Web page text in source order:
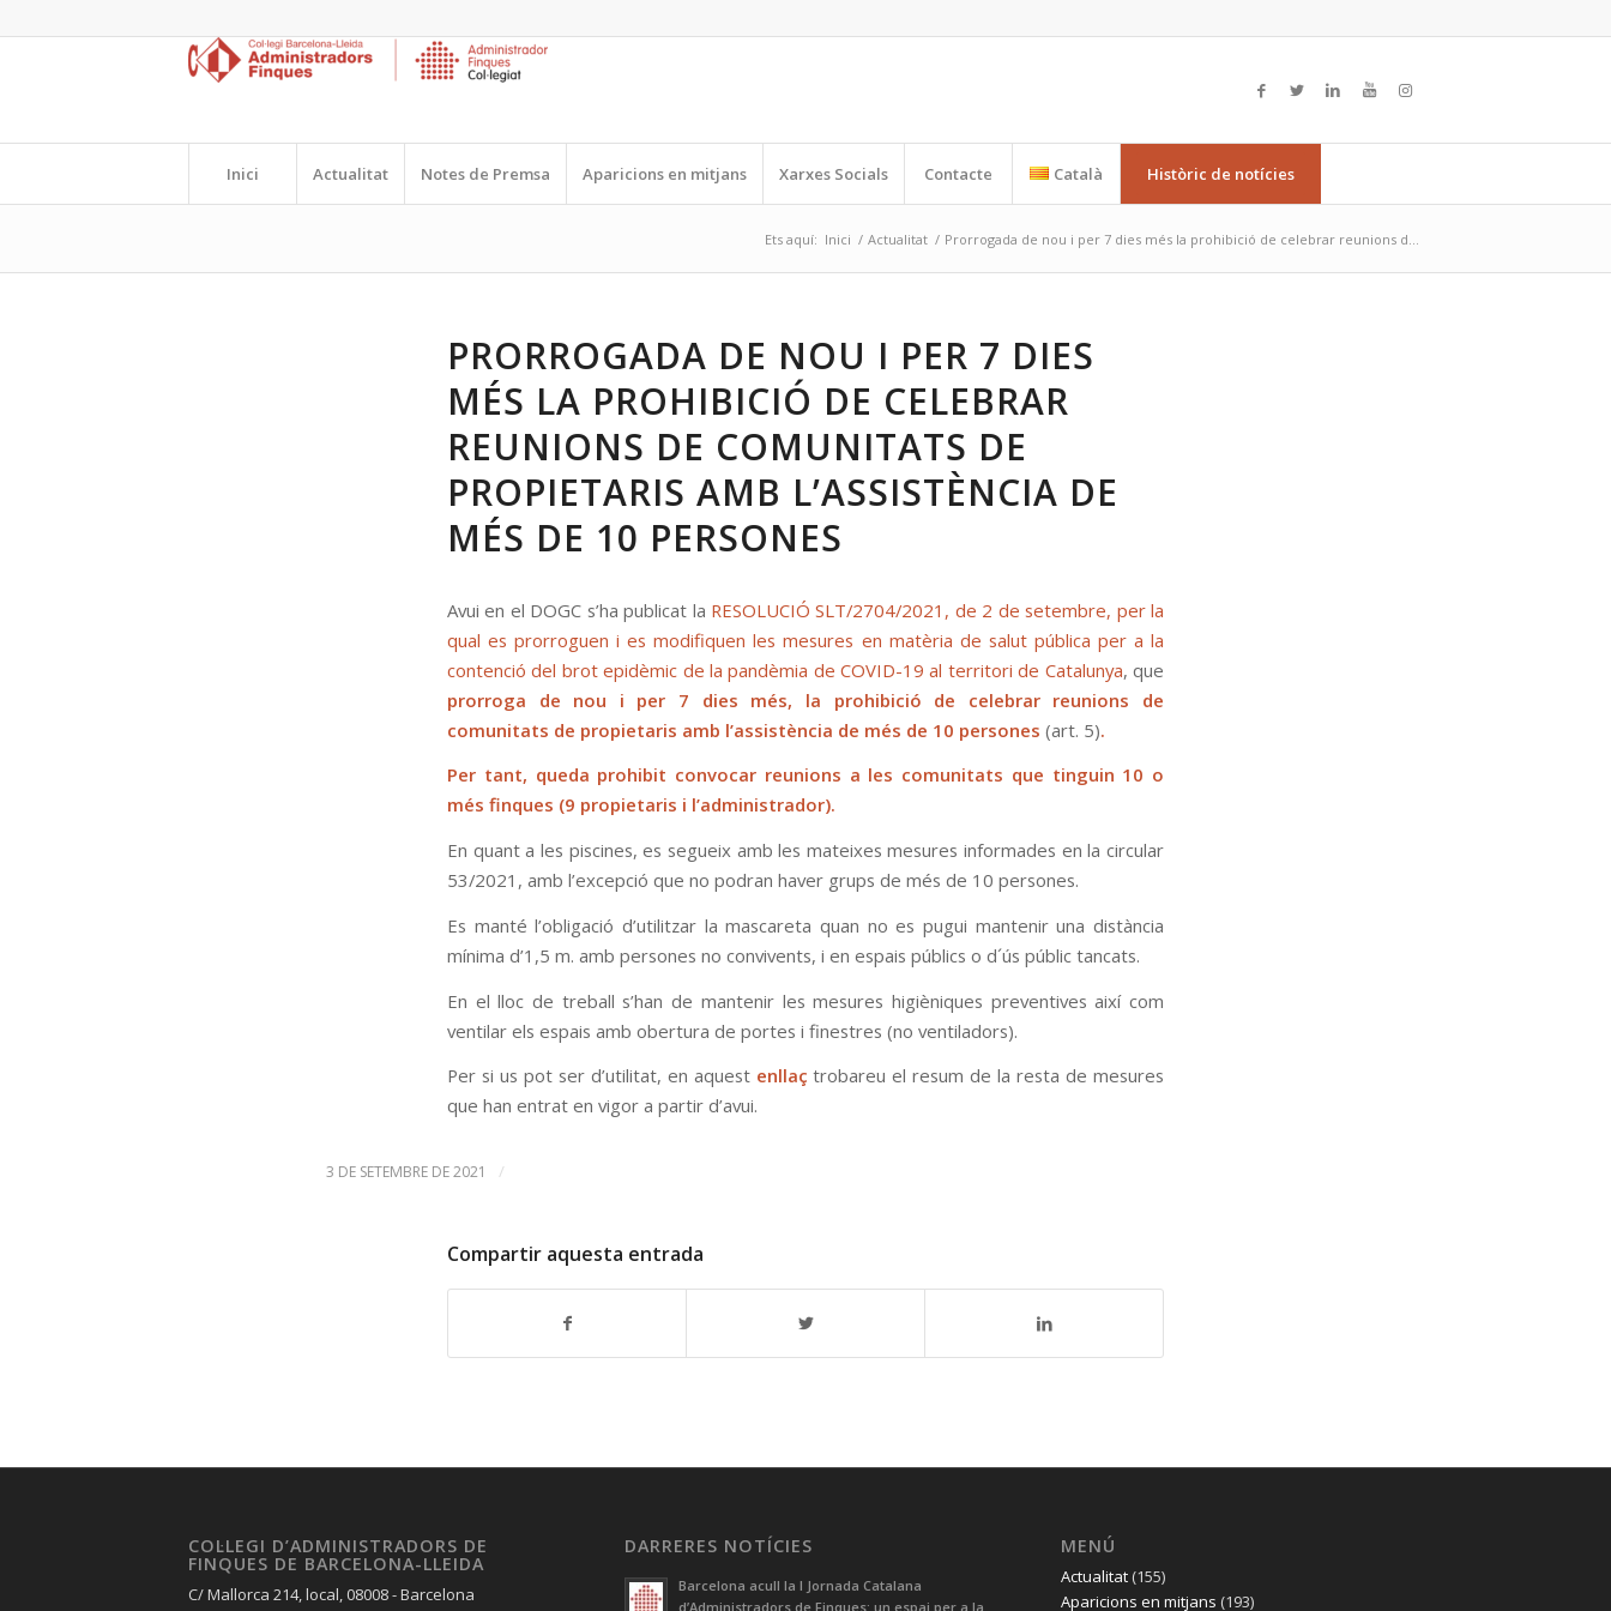
Inici Actualitat Notes de Premsa Aparicions en mitjans Xarxes Socials Contacte Català Històric de notícies
Ets aquí: Inici / Actualitat / Prorrogada de nou i per 7 dies més la prohibició de celebrar reunions d...
PRORROGADA DE NOU I PER 7 DIES
MÉS LA PROHIBICIÓ DE CELEBRAR
REUNIONS DE COMUNITATS DE
PROPIETARIS AMB L’ASSISTÈNCIA DE
MÉS DE 10 PERSONES
Avui en el DOGC s’ha publicat la RESOLUCIÓ SLT/2704/2021, de 2 de setembre, per la
qual es prorroguen i es modifiquen les mesures en matèria de salut pública per a la
contenció del brot epidèmic de la pandèmia de COVID-19 al territori de Catalunya, que
prorroga de nou i per 7 dies més, la prohibició de celebrar reunions de
comunitats de propietaris amb l’assistència de més de 10 persones (art. 5).
Per tant, queda prohibit convocar reunions a les comunitats que tinguin 10 o
més finques (9 propietaris i l’administrador).
En quant a les piscines, es segueix amb les mateixes mesures informades en la circular
53/2021, amb l’excepció que no podran haver grups de més de 10 persones.
Es manté l’obligació d’utilitzar la mascareta quan no es pugui mantenir una distància
mínima d’1,5 m. amb persones no convivents, i en espais públics o d´ús públic tancats.
En el lloc de treball s’han de mantenir les mesures higièniques preventives així com
ventilar els espais amb obertura de portes i finestres (no ventiladors).
Per si us pot ser d’utilitat, en aquest enllaç trobareu el resum de la resta de mesures
que han entrat en vigor a partir d’avui.
3 DE SETEMBRE DE 2021 /
Compartir aquesta entrada
COL·LEGI D’ADMINISTRADORS DE
FINQUES DE BARCELONA-LLEIDA
C/ Mallorca 214, local, 08008 - Barcelona
DARRERES NOTÍCIES
Barcelona acull la I Jornada Catalana
d’Administradors de Finques: un espai per a la
MENÚ
Actualitat(155)
Aparicions en mitjans (193)